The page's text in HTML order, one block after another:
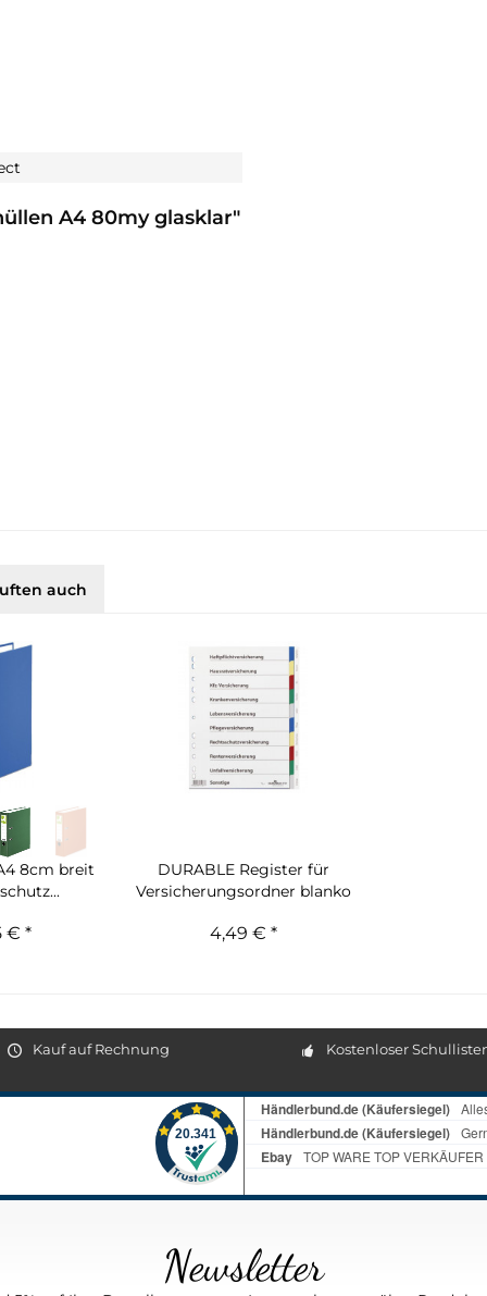
A4 80my glasklar"
auch
8cm breit
€ *
DURABLE Register für
Versicherungsordner blanko
4,49 € *
Kauf auf Rechnung Kostenloser
Newsletter